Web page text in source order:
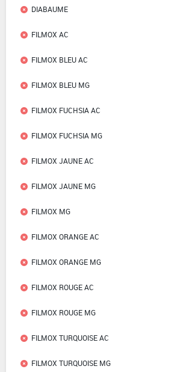
DIABAUME
FILMOX AC
FILMOX BLEU AC
FILMOX BLEU MG
FILMOX FUCHSIA AC
FILMOX FUCHSIA MG
FILMOX JAUNE AC
FILMOX JAUNE MG
FILMOX MG
FILMOX ORANGE AC
FILMOX ORANGE MG
FILMOX ROUGE AC
FILMOX ROUGE MG
FILMOX TURQUOISE AC
FILMOX TURQUOISE MG